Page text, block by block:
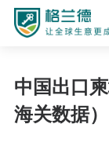
中国出口
海关数据）